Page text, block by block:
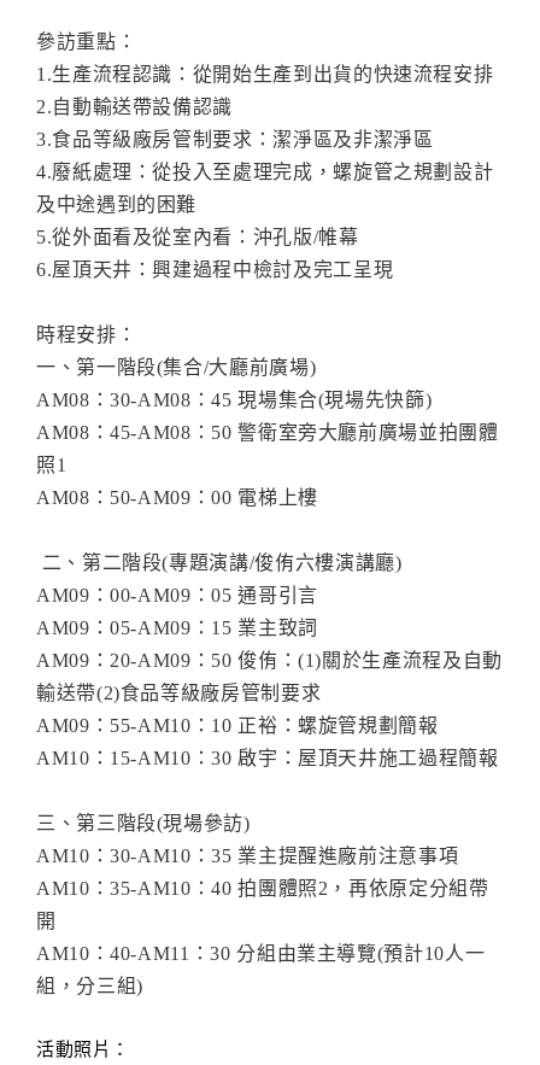
參訪重點：
1.生產流程認識：從開始生產到出貨的快速流程安排
2.自動輸送帶設備認識
3.食品等級廠房管制要求：潔淨區及非潔淨區
4.廢紙處理：從投入至處理完成，螺旋管之規劃設計
及中途遇到的困難
5.從外面看及從室內看：沖孔版/帷幕
6.屋頂天井：興建過程中檢討及完工呈現
時程安排：
一、第一階段(集合/大廳前廣場)
AM08：30-AM08：45 現場集合(現場先快篩)
AM08：45-AM08：50 警衛室旁大廳前廣場並拍團體
照1
AM08：50-AM09：00 電梯上樓
二、第二階段(專題演講/俊侑六樓演講廳)
AM09：00-AM09：05 通哥引言
AM09：05-AM09：15 業主致詞
AM09：20-AM09：50 俊侑：(1)關於生產流程及自動
輸送帶(2)食品等級廠房管制要求
AM09：55-AM10：10 正裕：螺旋管規劃簡報
AM10：15-AM10：30 啟宇：屋頂天井施工過程簡報
三、第三階段(現場參訪)
AM10：30-AM10：35 業主提醒進廠前注意事項
AM10：35-AM10：40 拍團體照2，再依原定分組帶
開
AM10：40-AM11：30 分組由業主導覽(預計10人一
組，分三組)
活動照片：